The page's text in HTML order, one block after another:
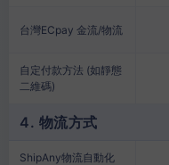
台灣ECpay 金流/物流
自定付款方法 (如靜態
二維碼)
4. 物流方式
ShipAny物流自動化